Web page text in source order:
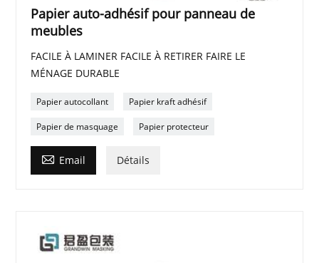
Papier auto-adhésif pour panneau de
meubles
FACILE À LAMINER FACILE À RETIRER FAIRE LE
MÉNAGE DURABLE
Papier autocollant Papier kraft adhésif
Papier de masquage Papier protecteur
 Email Détails